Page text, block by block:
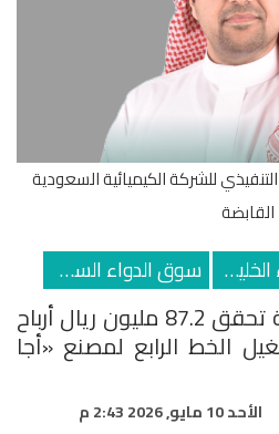
للشركة الكيميائية السعودية
القابضة
سوق الدواء الخليجي سوق الدواء السعودي
«الكيميائية» السعودية تحقق 87.2 مليون ريال أرباح
الخط الرابع لمصنع «أجا
الأحد 10 مايو, 2026 2:43 م